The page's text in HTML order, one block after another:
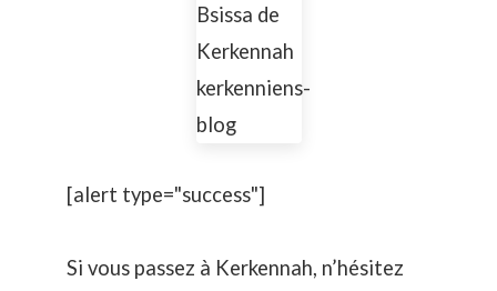
[alert type="success"]
Si vous passez à Kerkennah, n’hésitez